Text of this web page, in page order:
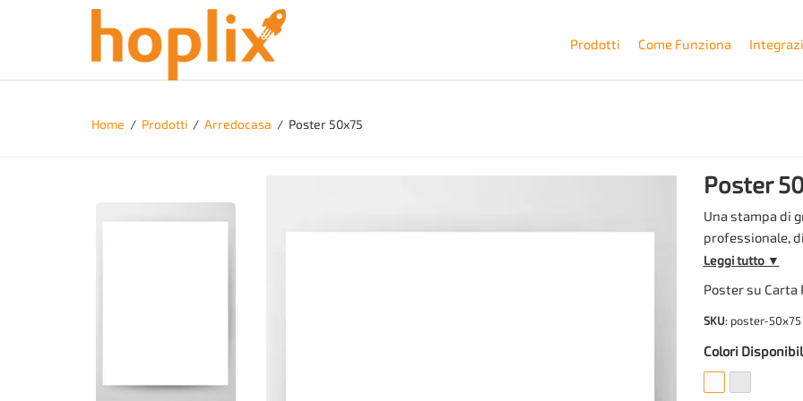
Prodotti Come Funziona
Home / Prodotti / Arredocasa / Poster 50x75
Poster
Una stampa di
professionale,
matte. Le
espressivo
plotter Canon a
1.200 dpi. Il
Leggi tutto ▼
Poster su Carta
SKU: poster-50x75
Colori